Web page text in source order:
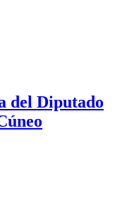
del Diputado